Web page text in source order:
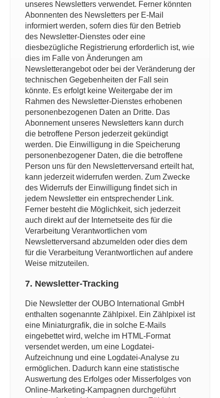
unseres Newsletters verwendet. Ferner könnten
Abonnenten des Newsletters per E-Mail
informiert werden, sofern dies für den Betrieb
des Newsletter-Dienstes oder eine
diesbezügliche Registrierung erforderlich ist, wie
dies im Falle von Änderungen am
Newsletterangebot oder bei der Veränderung der
technischen Gegebenheiten der Fall sein
könnte. Es erfolgt keine Weitergabe der im
Rahmen des Newsletter-Dienstes erhobenen
personenbezogenen Daten an Dritte. Das
Abonnement unseres Newsletters kann durch
die betroffene Person jederzeit gekündigt
werden. Die Einwilligung in die Speicherung
personenbezogener Daten, die die betroffene
Person uns für den Newsletterversand erteilt hat,
kann jederzeit widerrufen werden. Zum Zwecke
des Widerrufs der Einwilligung findet sich in
jedem Newsletter ein entsprechender Link.
Ferner besteht die Möglichkeit, sich jederzeit
auch direkt auf der Internetseite des für die
Verarbeitung Verantwortlichen vom
Newsletterversand abzumelden oder dies dem
für die Verarbeitung Verantwortlichen auf andere
Weise mitzuteilen.
7. Newsletter-Tracking
Die Newsletter der OUBO International GmbH
enthalten sogenannte Zählpixel. Ein Zählpixel ist
eine Miniaturgrafik, die in solche E-Mails
eingebettet wird, welche im HTML-Format
versendet werden, um eine Logdatei-
Aufzeichnung und eine Logdatei-Analyse zu
ermöglichen. Dadurch kann eine statistische
Auswertung des Erfolges oder Misserfolges von
Online-Marketing-Kampagnen durchgeführt